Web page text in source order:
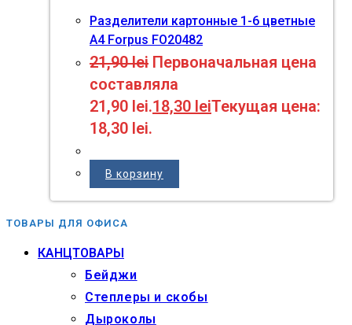
Разделители картонные 1-6 цветные
А4 Forpus FO20482
21,90lei Первоначальная цена
составляла
21,90 lei.18,30 leiТекущая цена:
18,30 lei.
В корзину
ТОВАРЫ ДЛЯ ОФИСА
КАНЦТОВАРЫ
Бейджи
Степлеры и скобы
Дыроколы